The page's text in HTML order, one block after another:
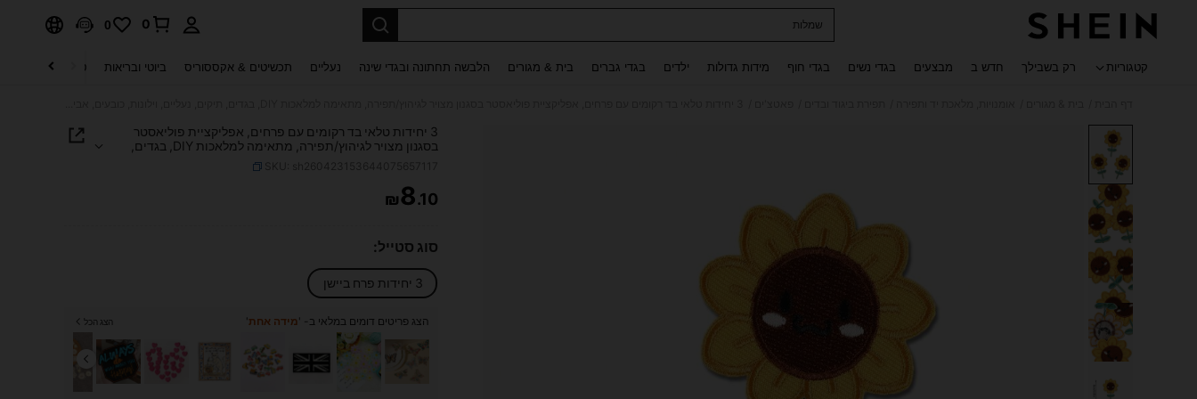
שמלות
0
0
קטגוריות רק בשבילך חדש ב מבצעים בגדי נשים בגדי חוף מידות גדולות ילדים בגדי גברים בית & מגורים הלבשה תחתונה ובגדי שינה נעליים תכשיטים & אקססוריס ביוטי ובריאות טקסטיל לבית
3 יחידות טלאי בד רקומים עם פרחים, אפליקציית פוליאסטר
בסגנון מצויר לגיהוץ/תפירה, מתאימה למלאכות DIY, בגדים,
תיקים, נעליים, וילונות, כובעים, אביזרי עיצוב הבית
PRICE AND AVAILABILITY
₪8.10
סוג סטייל:
3 יחידות פרח ביישן
הצג פריטים דומים במלאי ב- 'מידה אחת' הצג הכל